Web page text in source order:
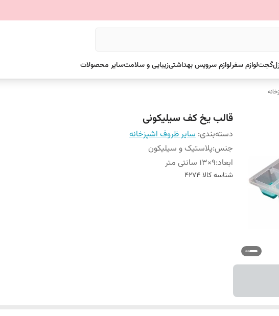
گجتلوازم سفرلوازم سرویس بهداشتیزیبایی و سلامتسایر محصولات
قالب یخ کف سیلیکونی
دسته‌بندی: سایر ظروف اشپزخانه
جنس:پلاستیک و سیلیکون
ابعاد:9×13 سانتی متر
شناسه کالا4274